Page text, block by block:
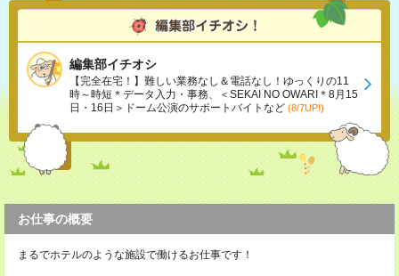
編集部イチオシ
【完全在宅！】難しい業務なし＆電話なし！ゆっくりの11
時～時短＊データ入力・事務、＜SEKAI NO OWARI＊8月15
日・16日＞ドーム公演のサポートバイトなど (8/7UP!)
お仕事の概要
まるでホテルのような施設で働けるお仕事です！